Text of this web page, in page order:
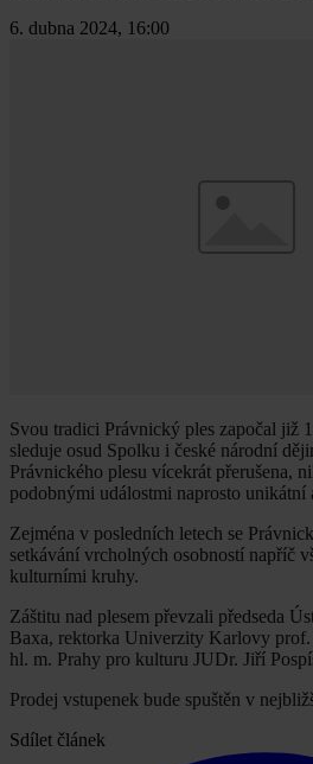
6. dubna 2024, 16:00
Svou tradici Právnický ples započal již
sleduje osud Spolku i české národní
Právnického plesu vícekrát přerušena,
podobnými událostmi naprosto unikátní
Zejména v posledních letech se
setkávání vrcholných osobností napříč
kulturními kruhy.
Záštitu nad plesem převzali předseda
Baxa, rektorka Univerzity Karlovy
hl. m. Prahy pro kulturu JUDr. Jiří
Prodej vstupenek bude spuštěn v
Sdílet článek